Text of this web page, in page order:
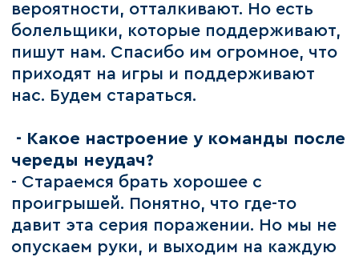
вероятности, отталкивают. Но есть
болельщики, которые поддерживают,
пишут нам. Спасибо им огромное, что
приходят на игры и поддерживают
нас. Будем стараться.
- Какое настроение у команды после
череды неудач?
- Стараемся брать хорошее с
проигрышей. Понятно, что где-то
давит эта серия поражении. Но мы не
опускаем руки, и выходим на каждую